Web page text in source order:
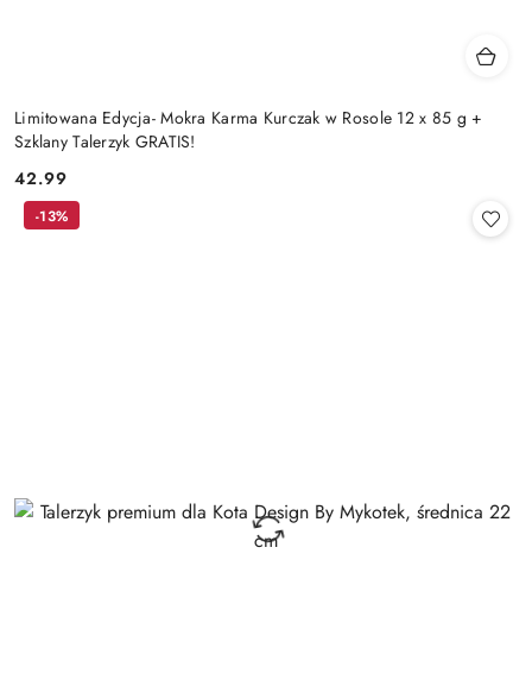
Limitowana Edycja- Mokra Karma Kurczak w Rosole 12 x 85 g +
Szklany Talerzyk GRATIS!
Cena:
42.99
-13%